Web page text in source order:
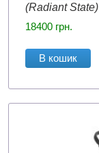
(Radiant State)
18400 грн.
В кошик